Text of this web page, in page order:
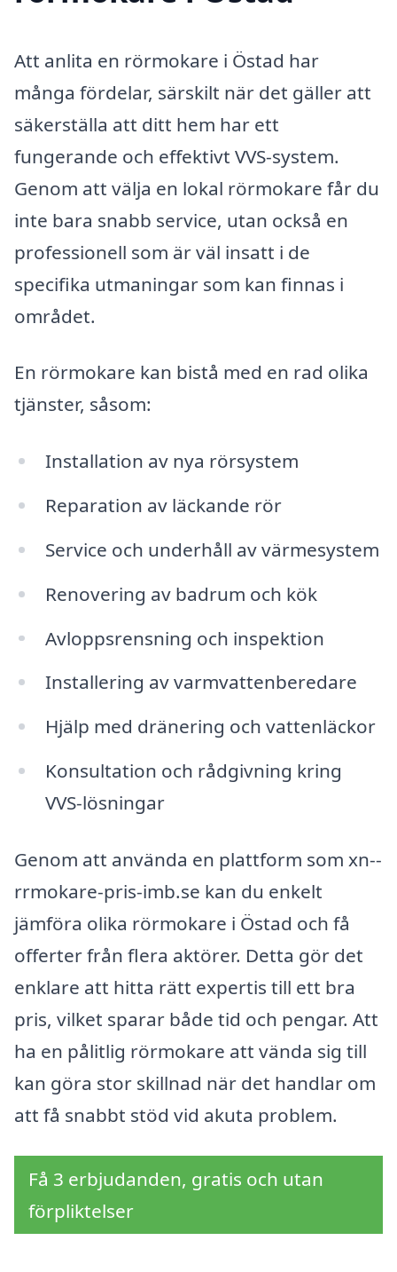
Att anlita en rörmokare i Östad har
många fördelar, särskilt när det gäller att
säkerställa att ditt hem har ett
fungerande och effektivt VVS-system.
Genom att välja en lokal rörmokare får du
inte bara snabb service, utan också en
professionell som är väl insatt i de
specifika utmaningar som kan finnas i
området.
En rörmokare kan bistå med en rad olika
tjänster, såsom:
Installation av nya rörsystem
Reparation av läckande rör
Service och underhåll av värmesystem
Renovering av badrum och kök
Avloppsrensning och inspektion
Installering av varmvattenberedare
Hjälp med dränering och vattenläckor
Konsultation och rådgivning kring
VVS-lösningar
Genom att använda en plattform som xn--
rrmokare-pris-imb.se kan du enkelt
jämföra olika rörmokare i Östad och få
offerter från flera aktörer. Detta gör det
enklare att hitta rätt expertis till ett bra
pris, vilket sparar både tid och pengar. Att
ha en pålitlig rörmokare att vända sig till
kan göra stor skillnad när det handlar om
att få snabbt stöd vid akuta problem.
Få 3 erbjudanden, gratis och utan
förpliktelser